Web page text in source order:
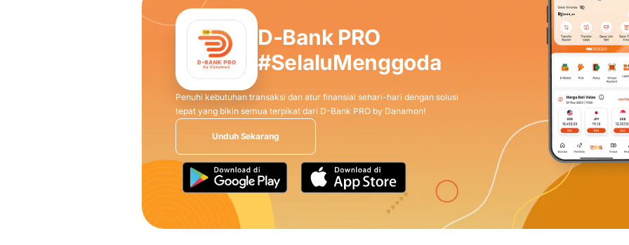
D-Bank PRO
#SelaluMenggoda
Penuhi kebutuhan transaksi dan atur finansial sehari-hari dengan solusi
tepat yang bikin semua terpikat dari D-Bank PRO by Danamon!
Unduh Sekarang